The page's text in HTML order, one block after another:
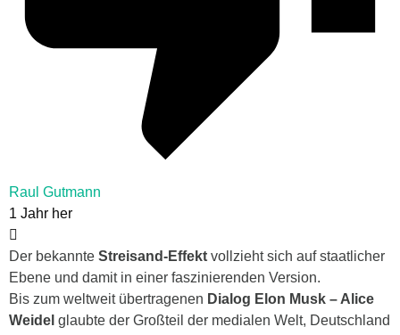
Raul Gutmann
1 Jahr her
Der bekannte Streisand-Effekt vollzieht sich auf staatlicher
Ebene und damit in einer faszinierenden Version.
Bis zum weltweit übertragenen Dialog Elon Musk – Alice
Weidel glaubte der Großteil der medialen Welt, Deutschland